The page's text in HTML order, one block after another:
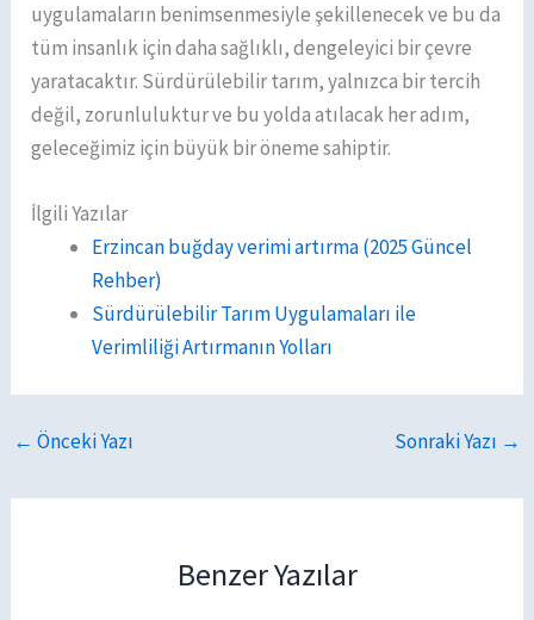
uygulamaların benimsenmesiyle şekillenecek ve bu da
tüm insanlık için daha sağlıklı, dengeleyici bir çevre
yaratacaktır. Sürdürülebilir tarım, yalnızca bir tercih
değil, zorunluluktur ve bu yolda atılacak her adım,
geleceğimiz için büyük bir öneme sahiptir.
İlgili Yazılar
Erzincan buğday verimi artırma (2025 Güncel
Rehber)
Sürdürülebilir Tarım Uygulamaları ile
Verimliliği Artırmanın Yolları
← Önceki Yazı Sonraki Yazı →
Benzer Yazılar